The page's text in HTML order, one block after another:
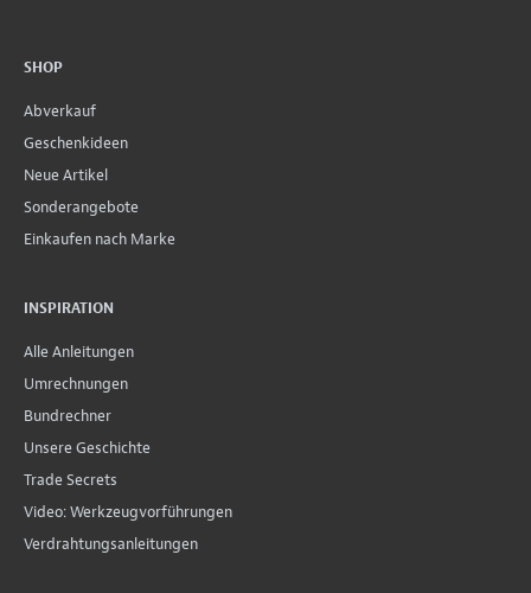
SHOP
Abverkauf
Geschenkideen
Neue Artikel
Sonderangebote
Einkaufen nach Marke
INSPIRATION
Alle Anleitungen
Umrechnungen
Bundrechner
Unsere Geschichte
Trade Secrets
Video: Werkzeugvorführungen
Verdrahtungsanleitungen